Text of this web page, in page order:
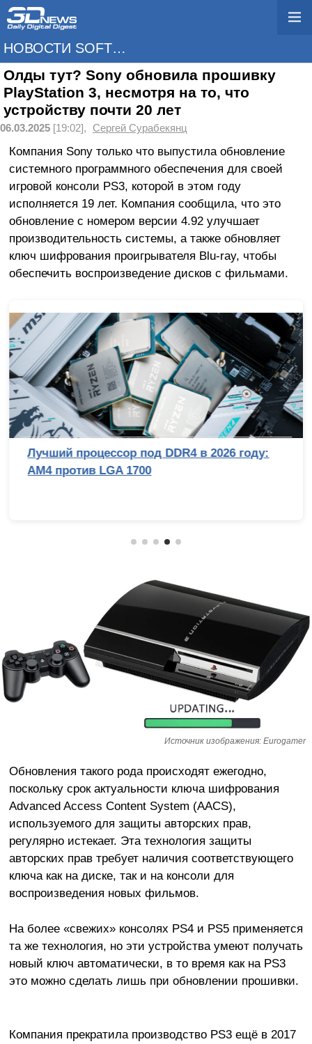
НОВОСТИ SOFTWARE
Олды тут? Sony обновила прошивку
PlayStation 3, несмотря на то, что
устройству почти 20 лет
06.03.2025 [19:02], Сергей Сурабекянц
Компания Sony только что выпустила обновление
системного программного обеспечения для своей
игровой консоли PS3, которой в этом году
исполняется 19 лет. Компания сообщила, что это
обновление с номером версии 4.92 улучшает
производительность системы, а также обновляет
ключ шифрования проигрывателя Blu-ray, чтобы
обеспечить воспроизведение дисков с фильмами.
Лучший процессор под DDR4 в 2026 году:
AM4 против LGA 1700
Источник изображения: Eurogamer
Обновления такого рода происходят ежегодно,
поскольку срок актуальности ключа шифрования
Advanced Access Content System (AACS),
используемого для защиты авторских прав,
регулярно истекает. Эта технология защиты
авторских прав требует наличия соответствующего
ключа как на диске, так и на консоли для
воспроизведения новых фильмов.
На более «свежих» консолях PS4 и PS5 применяется
та же технология, но эти устройства умеют получать
новый ключ автоматически, в то время как на PS3
это можно сделать лишь при обновлении прошивки.
Компания прекратила производство PS3 ещё в 2017